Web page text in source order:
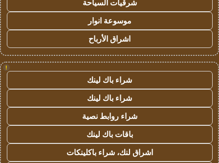
شرقيات السياحة
موسوعة انوار
اشراق الأرباح
!
شراء باك لينك
شراء باك لينك
شراء روابط نصية
باقات باك لينك
اشراق لنك، شراء باكلينكات